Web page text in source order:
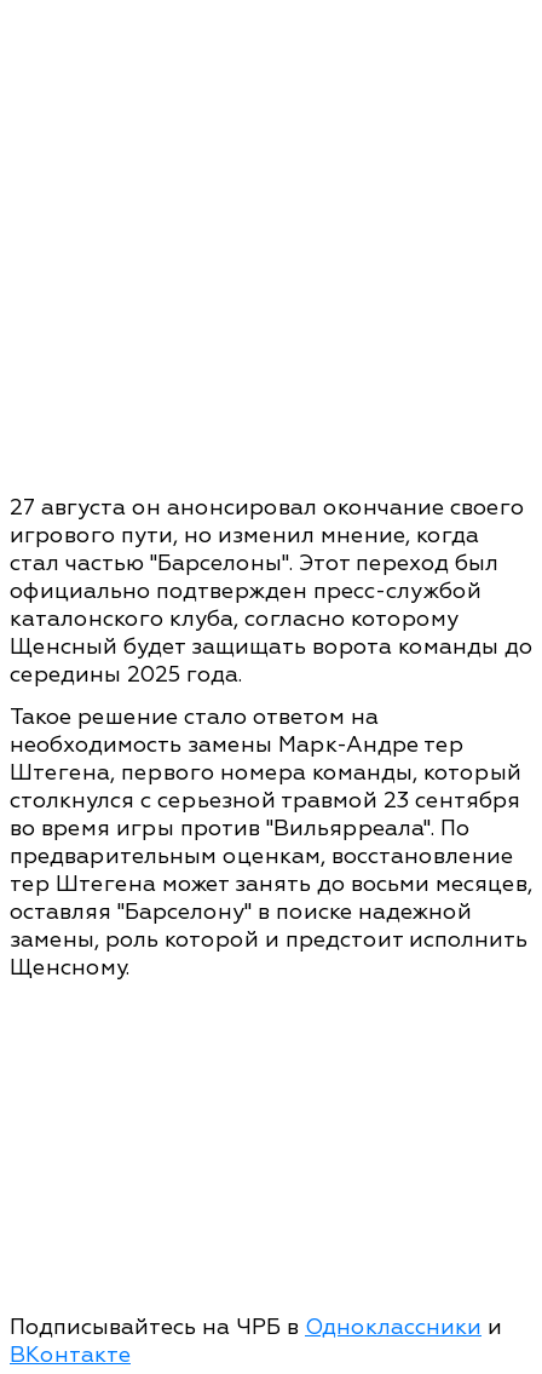
27 августа он анонсировал окончание своего
игрового пути, но изменил мнение, когда
стал частью "Барселоны". Этот переход был
официально подтвержден пресс-службой
каталонского клуба, согласно которому
Щенсный будет защищать ворота команды до
середины 2025 года.
Такое решение стало ответом на
необходимость замены Марк-Андре тер
Штегена, первого номера команды, который
столкнулся с серьезной травмой 23 сентября
во время игры против "Вильярреала". По
предварительным оценкам, восстановление
тер Штегена может занять до восьми месяцев,
оставляя "Барселону" в поиске надежной
замены, роль которой и предстоит исполнить
Щенсному.
Подписывайтесь на ЧРБ в Одноклассники и
ВКонтакте